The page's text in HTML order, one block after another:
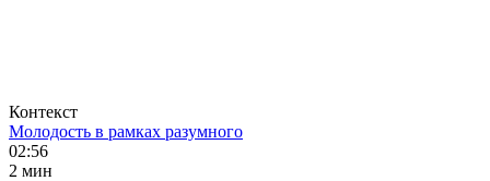
Контекст
Молодость в рамках разумного
02:56
2 мин